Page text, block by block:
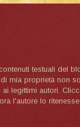
testuali del
mia proprietà non
legittimi autori.
l'autore lo